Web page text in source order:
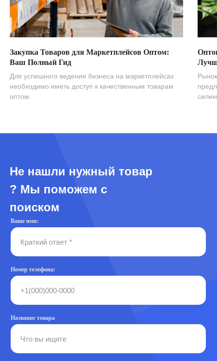
Закупка Товаров для Маркетплейсов Оптом:
Ваш Полный Гид
Для успешного ведения бизнеса на маркетплейсах
необходимо иметь доступ к качественным товарам
оптом.
Не нашли нужный товар
? Мы поможем с
поиском
Ваше имя:
Номер телефона:
Название товара